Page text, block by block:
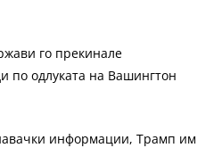
го прекинале
по одлуката на Вашингтон
информации, Трамп им